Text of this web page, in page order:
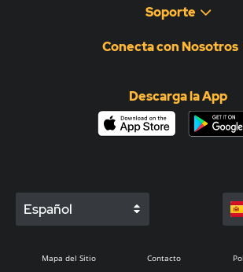
Soporte
Conecta con Nosotros
Descarga la App
Español
Mapa del Sitio Contacto